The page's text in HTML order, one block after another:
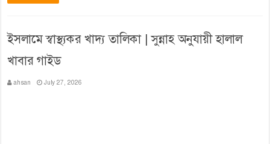
ইসলামে স্বাস্থ্যকর খাদ্য তালিকা | সুন্নাহ অনুযায়ী হালাল
খাবার গাইড
ahsan July 27, 2026